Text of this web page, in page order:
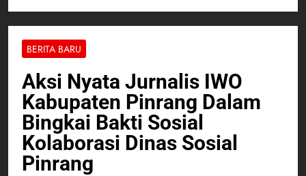
BERITA BARU
Aksi Nyata Jurnalis IWO
Kabupaten Pinrang Dalam
Bingkai Bakti Sosial
Kolaborasi Dinas Sosial
Pinrang